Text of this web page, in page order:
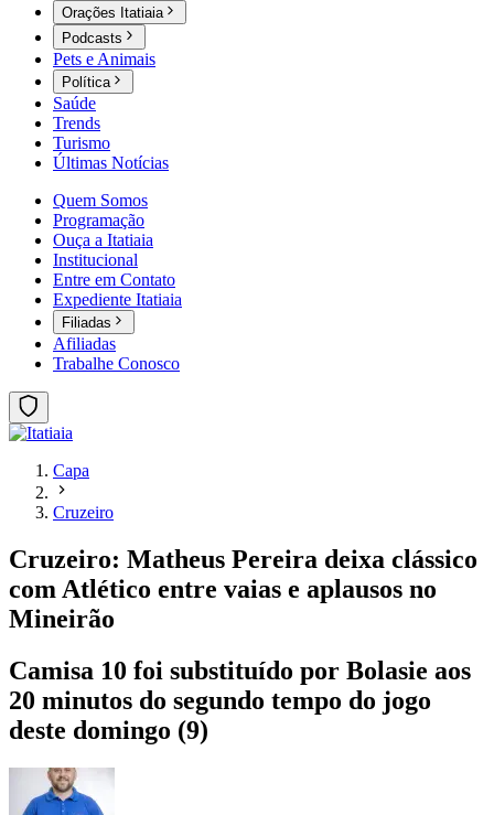
Orações Itatiaia
Podcasts
Pets e Animais
Política
Saúde
Trends
Turismo
Últimas Notícias
Quem Somos
Programação
Ouça a Itatiaia
Institucional
Entre em Contato
Expediente Itatiaia
Filiadas
Afiliadas
Trabalhe Conosco
Capa
Cruzeiro
Cruzeiro: Matheus Pereira deixa clássico
com Atlético entre vaias e aplausos no
Mineirão
Camisa 10 foi substituído por Bolasie aos
20 minutos do segundo tempo do jogo
deste domingo (9)